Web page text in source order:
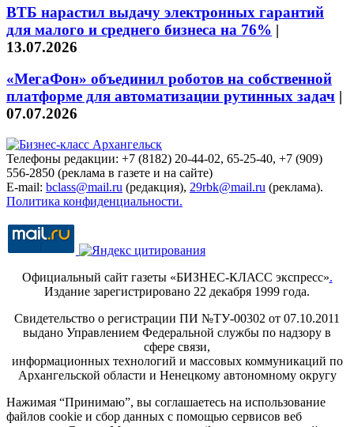
ВТБ нарастил выдачу электронных гарантий
для малого и среднего бизнеса на 76% |
13.07.2026
«МегаФон» объединил роботов на собственной
платформе для автоматизации рутинных задач |
07.07.2026
Телефоны редакции: +7 (8182) 20-44-02, 65-25-40, +7 (909)
556-2850 (реклама в газете и на сайте)
E-mail: bclass@mail.ru (редакция), 29rbk@mail.ru (реклама).
Политика конфиденциальности.
Официальный сайт газеты «БИЗНЕС-КЛАСС экспресс».
Издание зарегистрировано 22 декабря 1999 года.
Свидетельство о регистрации ПИ №ТУ-00302 от 07.10.2011
выдано Управлением Федеральной службы по надзору в
сфере связи,
информационных технологий и массовых коммуникаций по
Архангельской области и Ненецкому автономному округу
Нажимая “Принимаю”, вы соглашаетесь на использование
файлов cookie и сбор данных с помощью сервисов веб